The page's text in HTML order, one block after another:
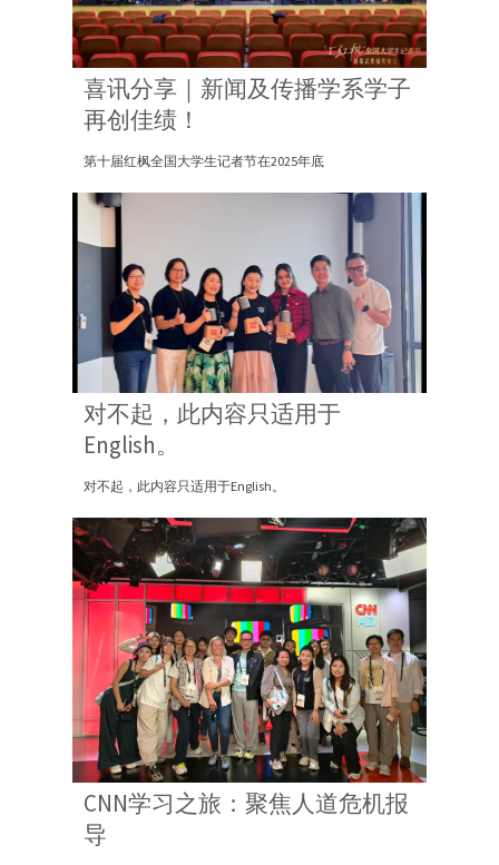
喜讯分享｜新闻及传播学系学子
再创佳绩！
第十届红枫全国大学生记者节在2025年底
对不起，此内容只适用于
English。
对不起，此内容只适用于English。
CNN学习之旅：聚焦人道危机报
导